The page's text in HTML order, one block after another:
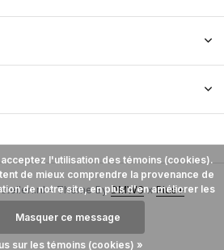
- Theme ByDMWSxPlus+
l'utilisation des témoins (cookies).
de mieux comprendre la provenance de
de notre site, en plus d'en améliorer les
Masquer ce message
sur les témoins (cookies) »